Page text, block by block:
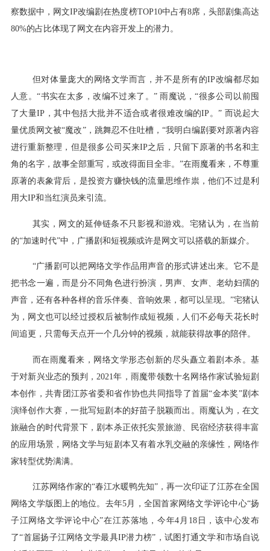
察数据中，网文IP改编剧在热度榜TOP10中占有8席，头部剧集高达
80%的占比体现了网文在内容开发上的潜力。
但对体量庞大的网络文学而言，并不是所有的IP改编都尽如
人意。“书实在太多，改编不过来了。” 雨魔说，“很多公司以前囤
了大量IP，其中包括大批并不适合或者很难改编的IP。” 而说起大
量优质网文被“魔改”，跳舞忍不住吐槽，“我明白编剧要对原著内容
进行重新整理，但是很多公司买来IP之后，只留下原著的书名和主
角的名字，故事全部重写，或改得面目全非。”在雨魔看来，不尊重
原著的表象背后，是投资方赚快钱的流量思维作祟，他们不过是利
用大IP和当红演员来引流。
其实，网文的延伸链条不只影视和游戏。宅猪认为，在当前
的“加速时代”中，广播剧和短视频或许是网文可以搭载的新媒介。
“广播剧可以把网络文学作品用声音的形式讲述出来。它不是
把书念一遍，而是分不同角色进行扮演，男声、女声、老幼妇孺的
声音，还有各种各样的音乐伴奏、音响效果，都可以呈现。”宅猪认
为，网文也可以经过授权后被制作成短视频，人们不必每天花长时
间追更，只需每天点开一个几分钟的视频，就能获得故事的陪伴。
而在雨魔看来，网络文学形态创新的尽头矗立着剧本杀。基
于对新兴业态的预判，2021年，雨魔带领数十名网络作家试验短剧
本创作，共青团江苏省委和省作协也共同指导了首届“金本奖”剧本
演绎创作大赛，一批写短剧本的好苗子脱颖而出。雨魔认为，在文
旅融合的时代背景下，剧本杀正依托实景旅游、民宿经济获得丰富
的应用场景，网络文学与短剧本又有着水乳交融的亲缘性，网络作
家转型优势满满。
江苏网络作家的“春江水暖鸭先知”，再一次印证了江苏在全国
网络文学版图上的地位。去年5月，全国首家网络文学评论中心“扬
子江网络文学评论中心”在江苏落地，今年4月18日，该中心发布
了“首届扬子江网络文学最具IP潜力榜”，试图打通文学和市场自说